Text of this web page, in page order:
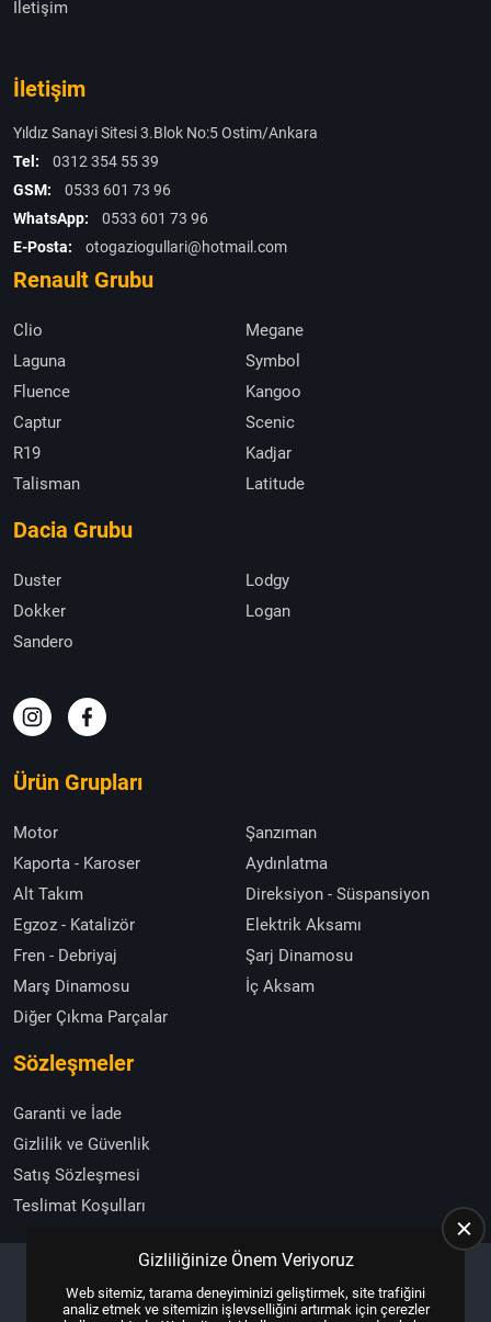
İletişim
İletişim
Yıldız Sanayi Sitesi 3.Blok No:5 Ostim/Ankara
Tel:
0312 354 55 39
GSM:
0533 601 73 96
WhatsApp:
0533 601 73 96
E-Posta:
otogaziogullari@hotmail.com
Renault Grubu
Clio
Megane
Laguna
Symbol
Fluence
Kangoo
Captur
Scenic
R19
Kadjar
Talisman
Latitude
Dacia Grubu
Duster
Lodgy
Dokker
Logan
Sandero
Ürün Grupları
Motor
Şanzıman
Kaporta - Karoser
Aydınlatma
Alt Takım
Direksiyon - Süspansiyon
Egzoz - Katalizör
Elektrik Aksamı
Fren - Debriyaj
Şarj Dinamosu
Marş Dinamosu
İç Aksam
Diğer Çıkma Parçalar
Sözleşmeler
Garanti ve İade
Gizlilik ve Güvenlik
Satış Sözleşmesi
Teslimat Koşulları
Copyright © 2025, All Right ReservedUS YAZILIM
Gizliliğinize Önem Veriyoruz
Web sitemiz, tarama deneyiminizi geliştirmek, site trafiğini
analiz etmek ve sitemizin işlevselliğini artırmak için çerezler